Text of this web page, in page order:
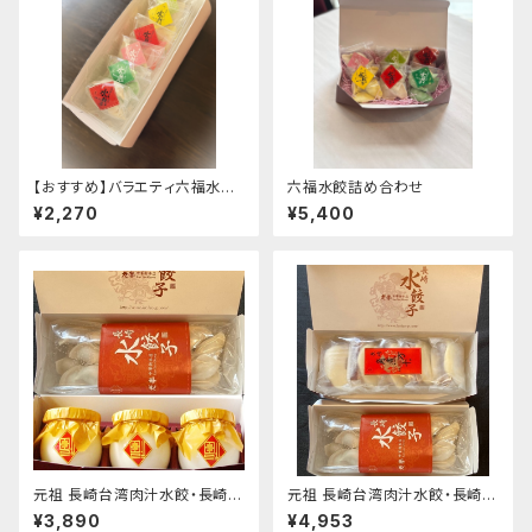
【おすすめ】バラエティ六福水餃
詰合せ（各３個）
¥2,270
六福水餃詰め合わせ
¥5,400
元祖 長崎台湾肉汁水餃・長崎杏
仁トーフセット
¥3,890
元祖 長崎台湾肉汁水餃・長崎角
煮万十セット
¥4,953